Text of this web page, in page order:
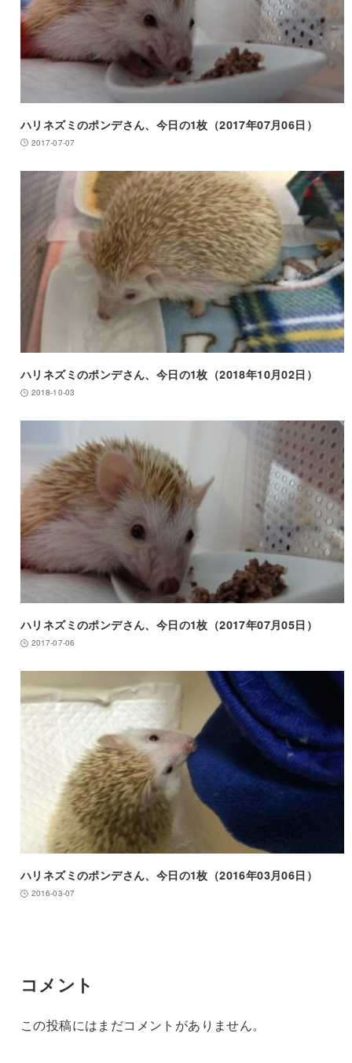
ハリネズミのポンデさん、今日の1枚（2017年07月06日）
2017-07-07
ハリネズミのポンデさん、今日の1枚（2018年10月02日）
2018-10-03
ハリネズミのポンデさん、今日の1枚（2017年07月05日）
2017-07-06
ハリネズミのポンデさん、今日の1枚（2016年03月06日）
2016-03-07
コメント
この投稿にはまだコメントがありません。